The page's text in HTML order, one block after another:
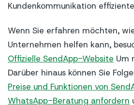
Kundenkommunikation
Wenn Sie erfahren möchten,
Unternehmen helfen kann,
Offizielle SendApp-Website Um
Darüber hinaus können Sie
Preise und Funktionen von
WhatsApp-Beratung anfordern